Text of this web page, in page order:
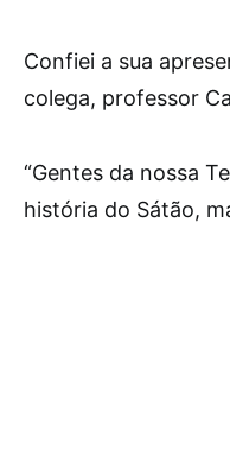
Confiei a sua
colega, professor
“Gentes da nossa
história do Sátão,